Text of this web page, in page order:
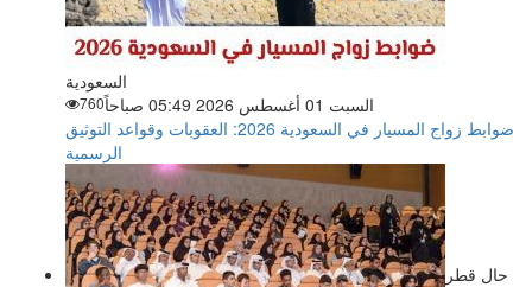
السعودية
السبت 01 أغسطس 2026 05:49 صباحاً
760
ضوابط زواج المسيار في السعودية 2026: العقوبات وقواعد التوثيق
الرسمية
حال قطر